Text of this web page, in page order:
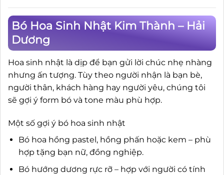
Bó Hoa Sinh Nhật Kim Thành – Hải
Dương
Hoa sinh nhật là dịp để bạn gửi lời chúc nhẹ nhàng
nhưng ấn tượng. Tùy theo người nhận là bạn bè,
người thân, khách hàng hay người yêu, chúng tôi
sẽ gợi ý form bó và tone màu phù hợp.
Một số gợi ý bó hoa sinh nhật
Bó hoa hồng pastel, hồng phấn hoặc kem – phù
hợp tặng bạn nữ, đồng nghiệp.
Bó hướng dương rực rỡ – hợp với người có tính